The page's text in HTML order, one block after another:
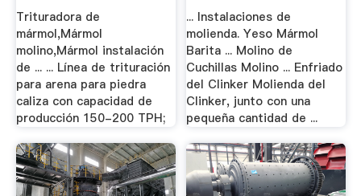
Trituradora de
mármol,Mármol
molino,Mármol instalación
de ... ... Línea de trituración
para arena para piedra
caliza con capacidad de
producción 150-200 TPH;
... Instalaciones de
molienda. Yeso Mármol
Barita ... Molino de
Cuchillas Molino ... Enfriado
del Clinker Molienda del
Clinker, junto con una
pequeña cantidad de ...